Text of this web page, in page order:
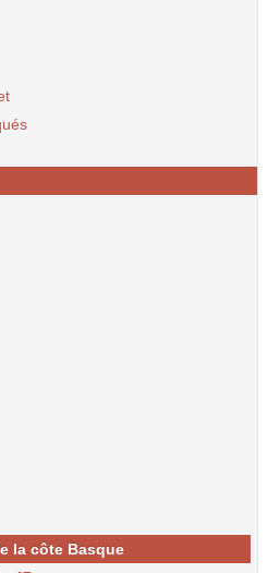
la côte Basque